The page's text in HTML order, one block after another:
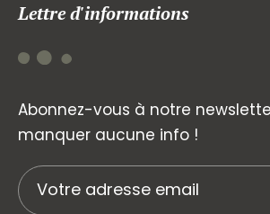
Lettre d'informations
Abonnez-vous à notre
manquer aucune info !